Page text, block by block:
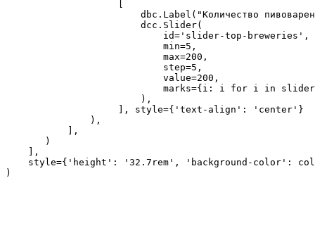
dbc.Label("Количество
                        dcc.Slider(
                            id='slider-top-breweries',
                            min=5,
                            max=200,
                            step=5,
                            value=200,
marks={i: i for i in
                        ),
                    ], style={'text-align': 'center'}
               ),
           ],
       )
    ],
style={'height': '32.7rem', 'background-color':
)